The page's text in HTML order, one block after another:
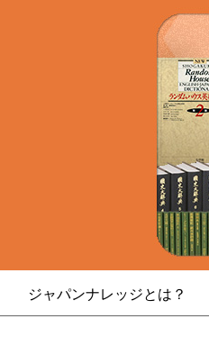
ジャパンナレッジとは？